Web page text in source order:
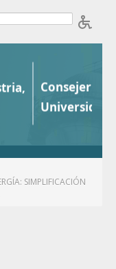
SIMPLIFICACIÓN